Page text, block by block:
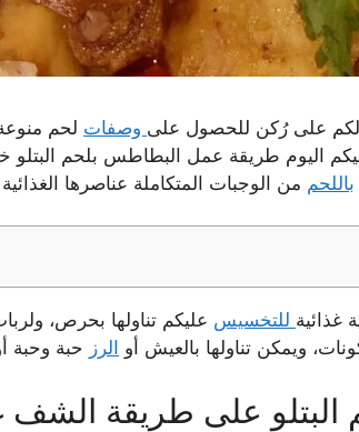
على رُكن للحصول على وصفات لحم
اليوم طريقة عمل البطاطس بلحم
باللحم من الوجبات المتكاملة عناصرها
غذائية للتخسيس عليكم تناولها بحرص،
ويمكن تناولها بالعيش أو الرز حبة وحبة
على طريقة الشف